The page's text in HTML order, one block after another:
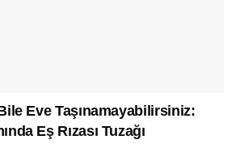
Eve Taşınamayabilirsiniz:
Eş Rızası Tuzağı